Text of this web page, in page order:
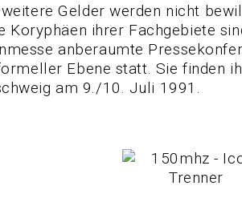
Gelder werden nicht
ihrer Fachgebiete
anberaumte
Ebene statt. Sie finden
am 9./10. Juli 1991.